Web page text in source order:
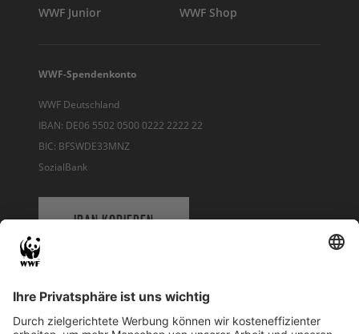
WWF Junior WWF Shop
WWF-Spendenkonto
WWF Deutschland
IBAN: DE06 5502 0500 0222 2222 22
BIC: BFSWDE33MNZ
SozialBank
IBAN KOPIEREN